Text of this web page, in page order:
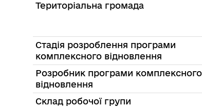
Територіальна громада
Стадія розроблення програми
комплексного відновлення
Розробник програми комплексного
відновлення
Склад робочої групи